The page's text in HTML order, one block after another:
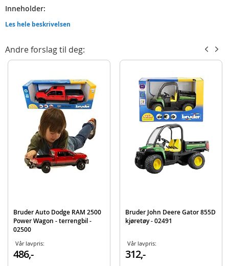
Inneholder:
4 Bruder søppeldunker
Mål eske: ca. 10 x 20 x 18 cm
Materiale: plast (ABS)
Alder: fra 3 år
Produktdetaljer
Les hele beskrivelsen
Andre forslag til deg:
Bruder Auto Dodge RAM 2500
Power Wagon - terrengbil -
02500
Vår lavpris:
486,-
Bruder John Deere Gator 855D
kjøretøy - 02491
Vår lavpris:
312,-